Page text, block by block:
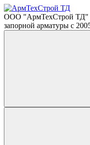
ООО "АрмТехСтрой ТД" -
запорной арматуры с